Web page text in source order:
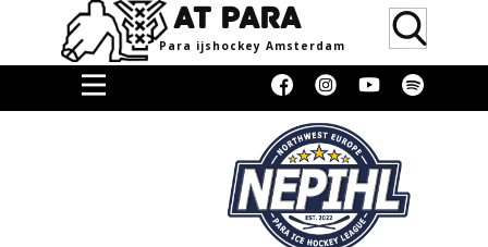
AT PARA
Para ijsho​ckey Amsterdam
Home
Doneren
Media &
Erkenning